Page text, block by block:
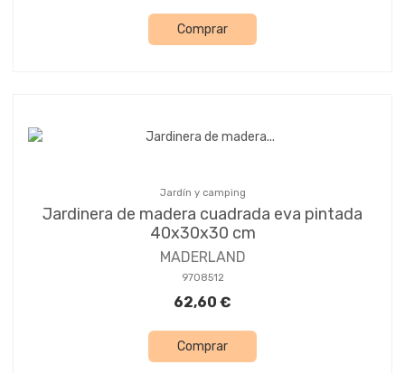
Comprar
Jardín y camping
Jardinera de madera cuadrada eva pintada
40x30x30 cm
MADERLAND
9708512
62,60 €
Comprar